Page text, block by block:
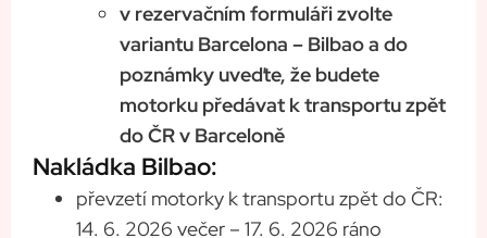
v rezervačním formuláři zvolte
variantu Barcelona – Bilbao a do
poznámky uveďte, že budete
motorku předávat k transportu zpět
do ČR v Barceloně
Nakládka Bilbao:
převzetí motorky k transportu zpět do ČR:
14. 6. 2026 večer – 17. 6. 2026 ráno